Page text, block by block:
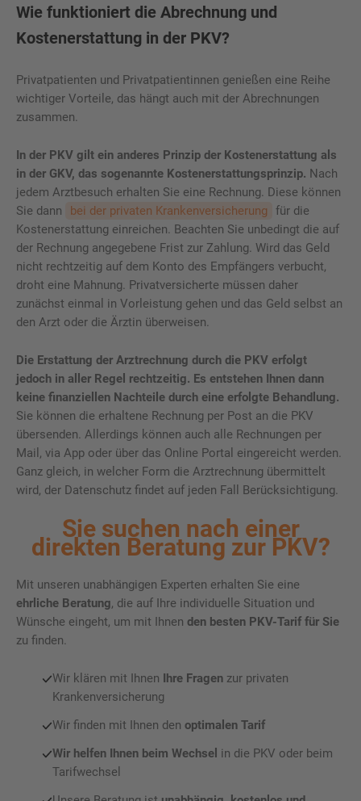
Wie funktioniert die Abrechnung und
Kostenerstattung in der PKV?
Privatpatienten und Privatpatientinnen genießen eine Reihe
wichtiger Vorteile, das hängt auch mit der Abrechnungen
zusammen.
In der PKV gilt ein anderes Prinzip der Kostenerstattung als
in der GKV, das sogenannte Kostenerstattungsprinzip. Nach
jedem Arztbesuch erhalten Sie eine Rechnung. Diese können
Sie dann
bei der privaten Krankenversicherung
für die
Kostenerstattung einreichen. Beachten Sie unbedingt die auf
der Rechnung angegebene Frist zur Zahlung. Wird das Geld
nicht rechtzeitig auf dem Konto des Empfängers verbucht,
droht eine Mahnung. Privatversicherte müssen daher
zunächst einmal in Vorleistung gehen und das Geld selbst an
den Arzt oder die Ärztin überweisen.
Die Erstattung der Arztrechnung durch die PKV erfolgt
jedoch in aller Regel rechtzeitig. Es entstehen Ihnen dann
keine finanziellen Nachteile durch eine erfolgte Behandlung.
Sie können die erhaltene Rechnung per Post an die PKV
übersenden. Allerdings können auch alle Rechnungen per
Mail, via App oder über das Online Portal eingereicht werden.
Ganz gleich, in welcher Form die Arztrechnung übermittelt
wird, der Datenschutz findet auf jeden Fall Berücksichtigung.
Sie suchen nach einer
direkten Beratung zur PKV?
Mit unseren unabhängigen Experten erhalten Sie eine
ehrliche Beratung, die auf Ihre individuelle Situation und
Wünsche eingeht, um mit Ihnen den besten PKV-Tarif für Sie
zu finden.
Wir klären mit Ihnen Ihre Fragen zur privaten
Krankenversicherung
Wir finden mit Ihnen den optimalen Tarif
Wir helfen Ihnen beim Wechsel in die PKV oder beim
Tarifwechsel